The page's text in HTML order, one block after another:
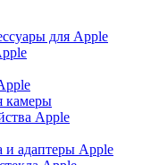
для Apple
камеры
Apple
и адаптеры Apple